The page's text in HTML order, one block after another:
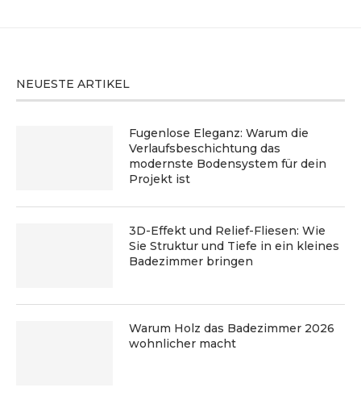
NEUESTE ARTIKEL
Fugenlose Eleganz: Warum die
Verlaufsbeschichtung das
modernste Bodensystem für dein
Projekt ist
3D-Effekt und Relief-Fliesen: Wie
Sie Struktur und Tiefe in ein kleines
Badezimmer bringen
Warum Holz das Badezimmer 2026
wohnlicher macht